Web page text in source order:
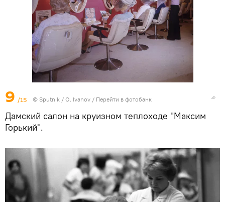
9 /15 © Sputnik / O. Ivanov / Перейти в фотобанк
Дамский салон на круизном теплоходе "Максим
Горький".